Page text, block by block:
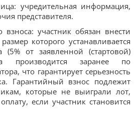
учредительная информация,
представителя.
взноса: участник обязан внести
которого устанавливается
(5% от заявленной (стартовой)
производится заранее по
что гарантирует серьезность
Гарантийный взнос подлежит
которые не выиграли лот,
если участник становится